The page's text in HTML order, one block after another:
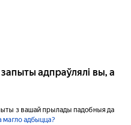
адпраўлялі вы, а
з вашай прылады падобныя да
магло адбыцца?